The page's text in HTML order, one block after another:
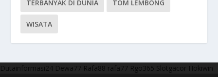
TERBANYAK DI DUNIA TOM LEMBONG
WISATA
Dutainformasi24 Dewa77 Rafa88 rafa77 Rgo365 Slotgacor Hokiwin